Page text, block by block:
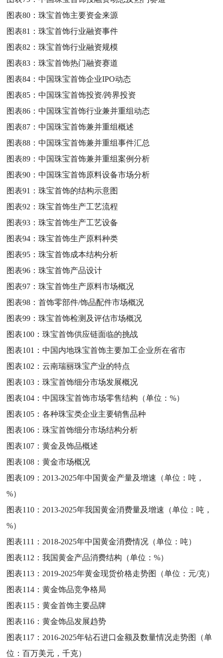
图表80：珠宝首饰主要资金来源
图表81：珠宝首饰行业融资事件
图表82：珠宝首饰行业融资规模
图表83：珠宝首饰热门融资赛道
图表84：中国珠宝首饰企业IPO动态
图表85：中国珠宝首饰投资/跨界投资
图表86：中国珠宝首饰行业兼并重组动态
图表87：中国珠宝首饰兼并重组概述
图表88：中国珠宝首饰兼并重组事件汇总
图表89：中国珠宝首饰兼并重组案例分析
图表90：中国珠宝首饰原料设备市场分析
图表91：珠宝首饰的结构示意图
图表92：珠宝首饰生产工艺流程
图表93：珠宝首饰生产工艺设备
图表94：珠宝首饰生产原料种类
图表95：珠宝首饰成本结构分析
图表96：珠宝首饰产品设计
图表97：珠宝首饰生产原料市场概况
图表98：首饰零部件/饰品配件市场概况
图表99：珠宝首饰检测及评估市场概况
图表100：珠宝首饰供应链面临的挑战
图表101：中国内地珠宝首饰主要加工企业所在省市
图表102：云南瑞丽珠宝产业的特点
图表103：珠宝首饰细分市场发展概况
图表104：中国珠宝首饰市场零售结构（单位：%）
图表105：各种珠宝类企业主要销售品种
图表106：珠宝首饰细分市场结构分析
图表107：黄金及饰品概述
图表108：黄金市场概况
图表109： 2013-2025年中国黄金产量及增速（单位：吨，
%）
图表110： 2013-2025年我国黄金消费量及增速（单位：吨，
%）
图表111： 2018-2025年中国黄金消费情况（单位：吨）
图表112：我国黄金产品消费结构（单位：%）
图表113： 2019-2025年黄金现货价格走势图（单位：元/克）
图表114：黄金饰品竞争格局
图表115：黄金首饰主要品牌
图表116：黄金饰品发展趋势
图表117： 2016-2025年钻石进口金额及数量情况走势图（单
位：百万美元，千克）